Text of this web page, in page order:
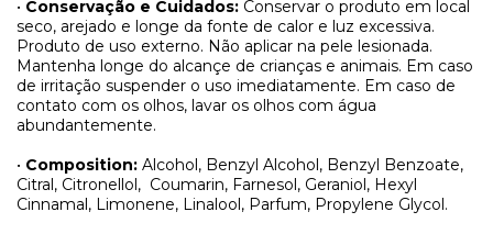
• Conservação e Cuidados: Conservar o produto em local
seco, arejado e longe da fonte de calor e luz excessiva.
Produto de uso externo. Não aplicar na pele lesionada.
Mantenha longe do alcançe de crianças e animais. Em caso
de irritação suspender o uso imediatamente. Em caso de
contato com os olhos, lavar os olhos com água
abundantemente.
• Composition: Alcohol, Benzyl Alcohol, Benzyl Benzoate,
Citral, Citronellol, Coumarin, Farnesol, Geraniol, Hexyl
Cinnamal, Limonene, Linalool, Parfum, Propylene Glycol.